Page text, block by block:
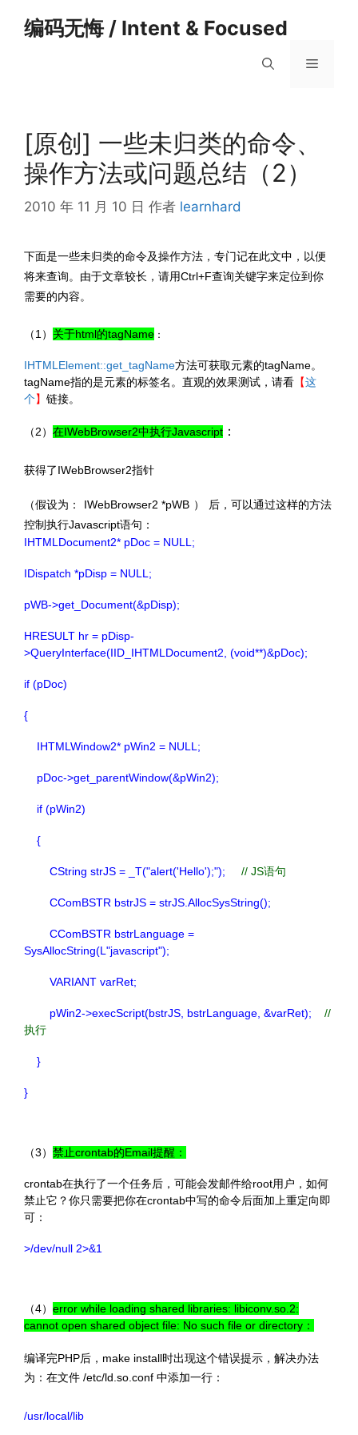
编码无悔 / Intent & Focused
菜
[原创] 一些未归类的命令、
操作方法或问题总结（2）
2010 年 11 月 10 日 作者 learnhard
下面是一些未归类的命令及操作方法，专门记在此文中，以便
将来查询。由于文章较长，请用Ctrl+F查询关键字来定位到你
需要的内容。
（1） 关于html的tagName ：
IHTMLElement::get_tagName方法可获取元素的tagName。
tagName指的是元素的标签名。直观的效果测试，请看 【这
个】 链接。
（2） 在IWebBrowser2中执行Javascript ：
获得了IWebBrowser2指针
（假设为： IWebBrowser2 *pWB ）
后，可以通过这样的方法
控制执行Javascript语句：
IHTMLDocument2* pDoc = NULL;
IDispatch *pDisp = NULL;
pWB->get_Document(&pDisp);
HRESULT hr = pDisp-
>QueryInterface(IID_IHTMLDocument2, (void**)&pDoc);
if (pDoc)
{
IHTMLWindow2* pWin2 = NULL;
pDoc->get_parentWindow(&pWin2);
if (pWin2)
{
CString strJS = _T("alert('Hello');"); // JS语句
CComBSTR bstrJS = strJS.AllocSysString();
CComBSTR bstrLanguage =
SysAllocString(L"javascript");
VARIANT varRet;
pWin2->execScript(bstrJS, bstrLanguage, &varRet); //
执行
}
}
（3） 禁止crontab的Email提醒：
crontab在执行了一个任务后，可能会发邮件给root用户，如何
禁止它？你只需要把你在crontab中写的命令后面加上重定向即
可：
>/dev/null 2>&1
（4） error while loading shared libraries: libiconv.so.2:
cannot open shared object file: No such file or directory：
编译完PHP后，make install时出现这个错误提示，解决办法
为：在文件 /etc/ld.so.conf 中添加一行：
/usr/local/lib